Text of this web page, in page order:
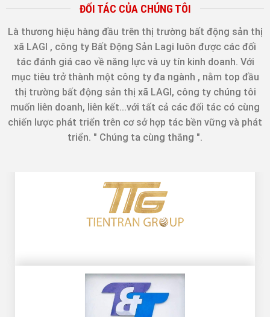
ĐỐI TÁC CỦA CHÚNG TÔI
Là thương hiệu hàng đầu trên thị trường bất động sản thị
xã LAGI , công ty Bất Động Sản Lagi luôn được các đối
tác đánh giá cao về năng lực và uy tín kinh doanh. Với
mục tiêu trở thành một công ty đa ngành , nằm top đầu
thị trường bất động sản thị xã LAGI, công ty chúng tôi
muốn liên doanh, liên kết...với tất cả các đối tác có cùng
chiến lược phát triển trên cơ sở hợp tác bền vững và phát
triển. " Chúng ta cùng thắng ".